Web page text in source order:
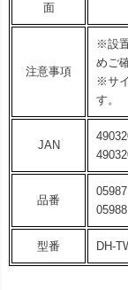
面
注意事項
※設
めご
※サ
す。
JAN
品番
05987
05988
型番 DH-